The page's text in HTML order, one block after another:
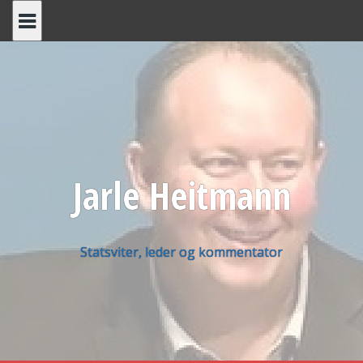
Jarle Heitmann
Statsviter, leder og kommentator